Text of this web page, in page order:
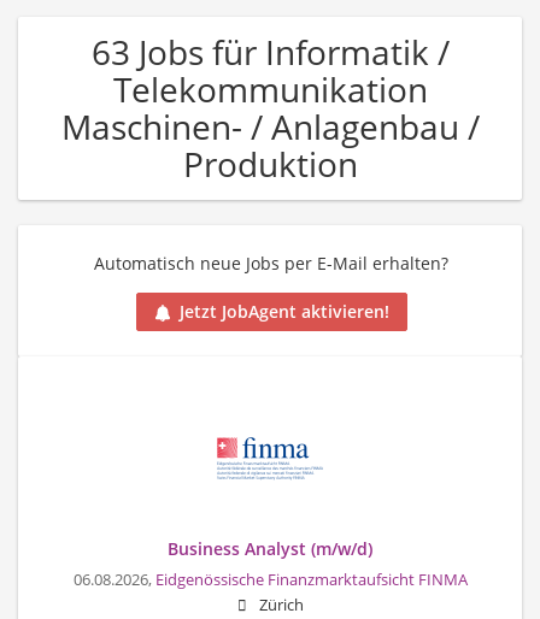
63 Jobs für Informatik /
Telekommunikation
Maschinen- / Anlagenbau /
Produktion
Automatisch neue Jobs per E-Mail erhalten?
Jetzt JobAgent aktivieren!
Business Analyst (m/w/d)
06.08.2026, Eidgenössische Finanzmarktaufsicht FINMA
Zürich